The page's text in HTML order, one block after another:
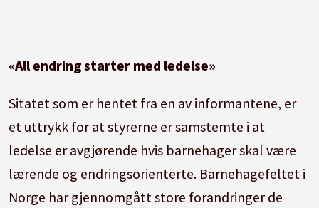
«All endring starter med ledelse»
Sitatet som er hentet fra en av informantene, er
et uttrykk for at styrerne er samstemte i at
ledelse er avgjørende hvis barnehager skal være
lærende og endringsorienterte. Barnehagefeltet i
Norge har gjennomgått store forandringer de